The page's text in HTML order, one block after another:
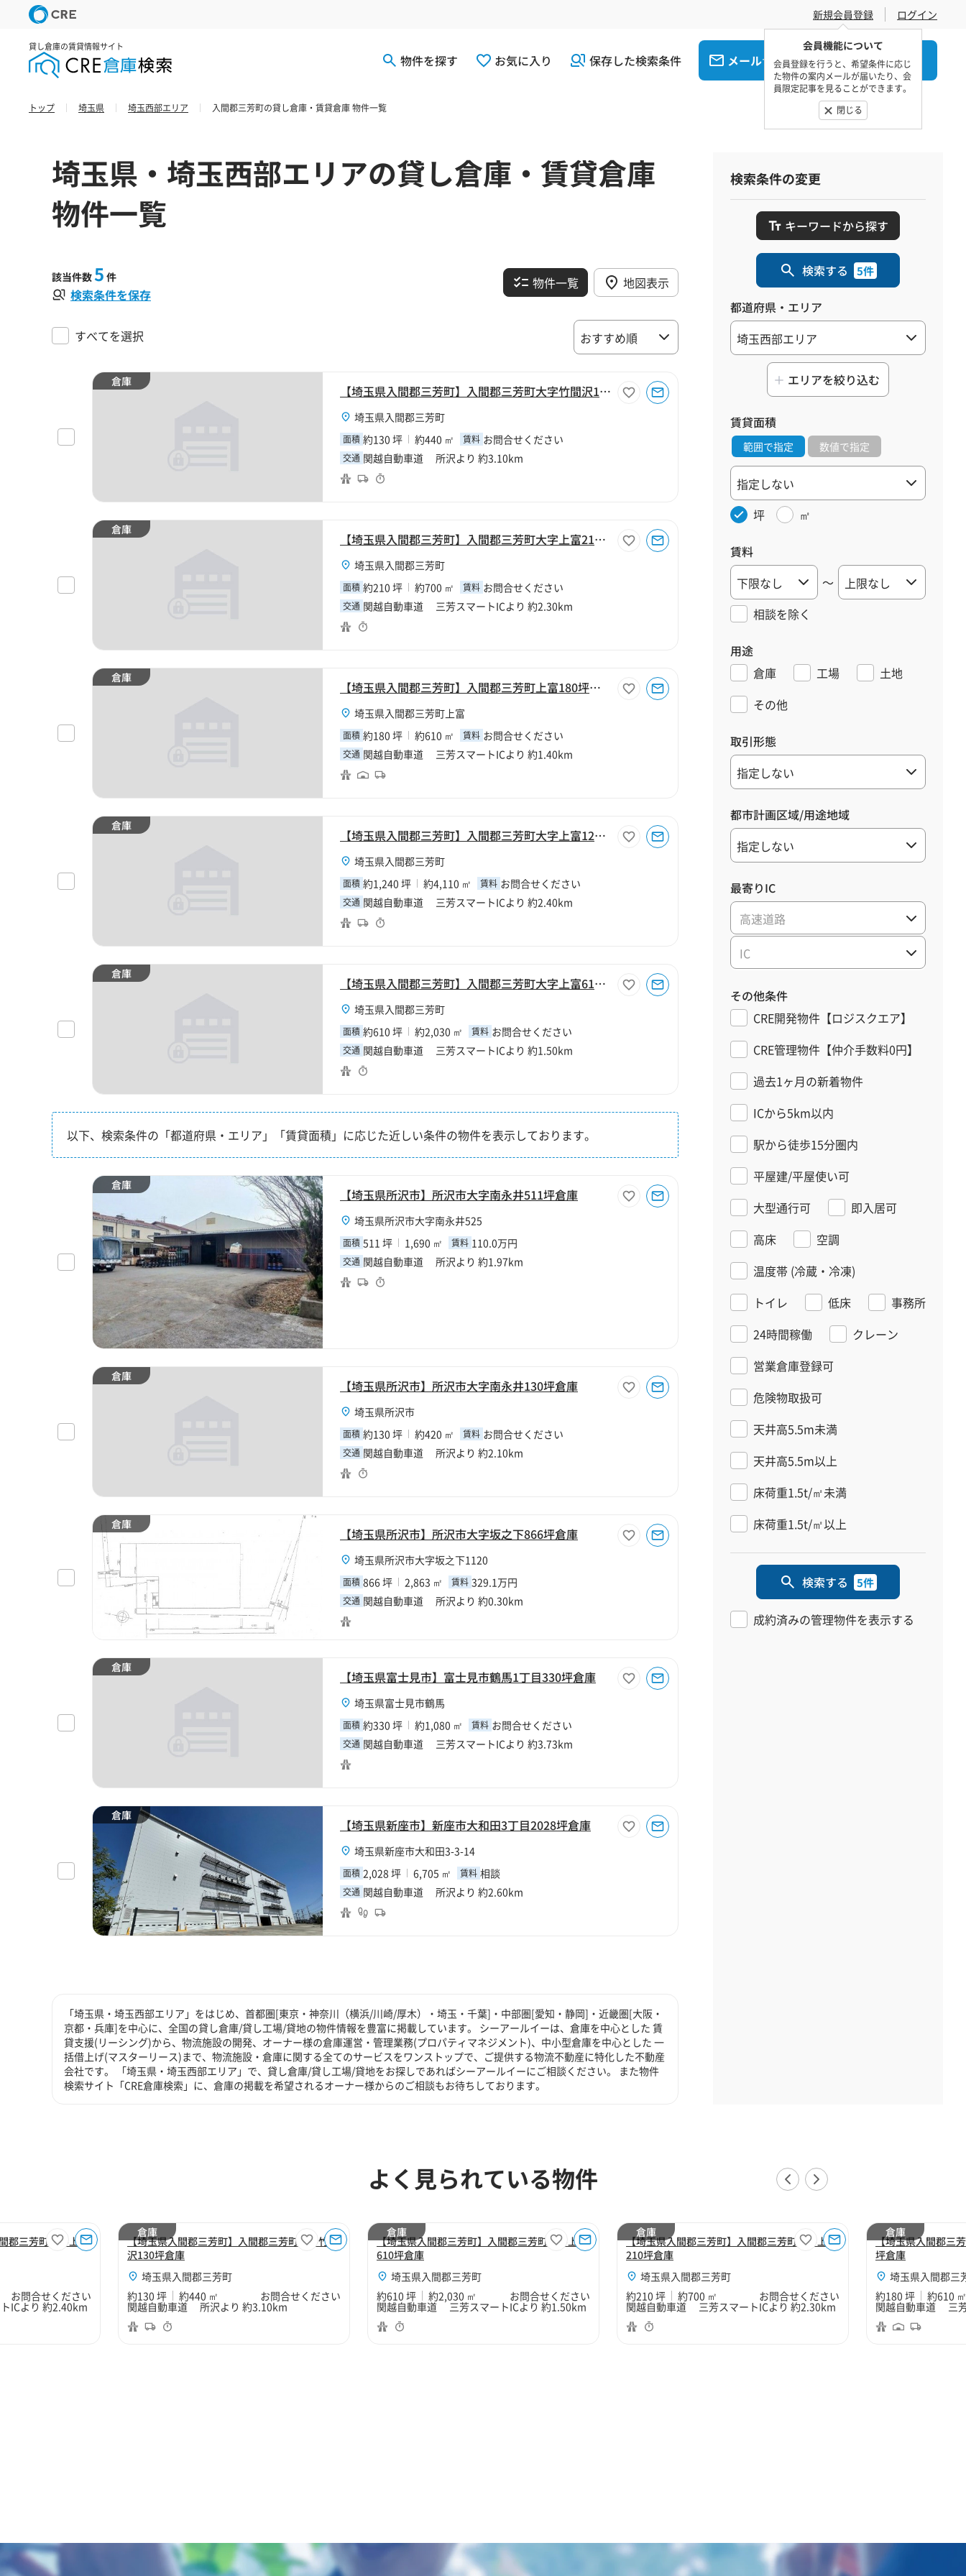
新規会員登録
会員機能について
会員登録を行うと、希望条件に応じ
た物件の案内メールが届いたり、会
員限定記事を見ることができます。
閉じる
ログイン
貸し倉庫の賃貸情報サイト
物件を探す お気に入り 保存した検索条件 メールでお問合せ 電話でお問合せ
トップ 埼玉県 埼玉西部エリア 入間郡三芳町の貸し倉庫・賃貸倉庫 物件一覧
埼玉県・埼玉西部エリアの貸し倉庫・賃貸倉庫
物件一覧
該当件数5 件
検索条件を保存
物件一覧 地図表示
すべてを選択
倉庫
【埼玉県入間郡三芳町】入間郡三芳町大字竹間沢130坪倉庫
埼玉県入間郡三芳町
面積 約130 坪 約440 ㎡ 賃料 お問合せください
交通 関越自動車道 所沢より 約3.10km
倉庫
【埼玉県入間郡三芳町】入間郡三芳町大字上富210坪倉庫
埼玉県入間郡三芳町
面積 約210 坪 約700 ㎡ 賃料 お問合せください
交通 関越自動車道 三芳スマートICより 約2.30km
倉庫
【埼玉県入間郡三芳町】入間郡三芳町上富180坪倉庫
埼玉県入間郡三芳町上富
面積 約180 坪 約610 ㎡ 賃料 お問合せください
交通 関越自動車道 三芳スマートICより 約1.40km
倉庫
【埼玉県入間郡三芳町】入間郡三芳町大字上富1240坪倉庫
埼玉県入間郡三芳町
面積 約1,240 坪 約4,110 ㎡ 賃料 お問合せください
交通 関越自動車道 三芳スマートICより 約2.40km
倉庫
【埼玉県入間郡三芳町】入間郡三芳町大字上富610坪倉庫
埼玉県入間郡三芳町
面積 約610 坪 約2,030 ㎡ 賃料 お問合せください
交通 関越自動車道 三芳スマートICより 約1.50km
以下、検索条件の「都道府県・エリア」「賃貸面積」に応じた近しい条件の物件を表示しております。
倉庫
【埼玉県所沢市】所沢市大字南永井511坪倉庫
埼玉県所沢市大字南永井525
面積 511 坪 1,690 ㎡ 賃料 110.0万円
交通 関越自動車道 所沢より 約1.97km
倉庫
【埼玉県所沢市】所沢市大字南永井130坪倉庫
埼玉県所沢市
面積 約130 坪 約420 ㎡ 賃料 お問合せください
交通 関越自動車道 所沢より 約2.10km
倉庫
【埼玉県所沢市】所沢市大字坂之下866坪倉庫
埼玉県所沢市大字坂之下1120
面積 866 坪 2,863 ㎡ 賃料 329.1万円
交通 関越自動車道 所沢より 約0.30km
倉庫
【埼玉県富士見市】富士見市鶴馬1丁目330坪倉庫
埼玉県富士見市鶴馬
面積 約330 坪 約1,080 ㎡ 賃料 お問合せください
交通 関越自動車道 三芳スマートICより 約3.73km
倉庫
【埼玉県新座市】新座市大和田3丁目2028坪倉庫
埼玉県新座市大和田3-3-14
面積 2,028 坪 6,705 ㎡ 賃料 相談
交通 関越自動車道 所沢より 約2.60km
「埼玉県・埼玉西部エリア」をはじめ、首都圏[東京・神奈川（横浜/川崎/厚木）・埼玉・千葉]・中部圏[愛知・静岡]・近畿圏[大阪・
京都・兵庫]を中心に、全国の貸し倉庫/貸し工場/貸地の物件情報を豊富に掲載しています。 シーアールイーは、倉庫を中心とした 賃
貸支援(リーシング)から、物流施設の開発、オーナー様の倉庫運営・管理業務(プロパティマネジメント)、中小型倉庫を中心とした 一
括借上げ(マスターリース)まで、物流施設・倉庫に関する全てのサービスをワンストップで、ご提供する物流不動産に特化した不動産
会社です。 「埼玉県・埼玉西部エリア」で、貸し倉庫/貸し工場/貸地をお探しであればシーアールイーにご相談ください。 また物件
検索サイト「CRE倉庫検索」に、倉庫の掲載を希望されるオーナー様からのご相談もお待ちしております。
検索条件の変更
キーワードから探す
検索する 5件
都道府県・エリア
エリアを絞り込む
賃貸面積
範囲で指定 数値で指定
坪 ㎡
賃料
～
相談を除く
用途
倉庫
工場
土地
その他
取引形態
都市計画区域/用途地域
最寄りIC
高速道路
IC
その他条件
CRE開発物件【ロジスクエア】
CRE管理物件【仲介手数料0円】
過去1ヶ月の新着物件
ICから5km以内
駅から徒歩15分圏内
平屋建/平屋使い可
大型通行可
即入居可
高床
空調
温度帯 (冷蔵・冷凍)
トイレ
低床
事務所
24時間稼働
クレーン
営業倉庫登録可
危険物取扱可
天井高5.5m未満
天井高5.5m以上
床荷重1.5t/㎡未満
床荷重1.5t/㎡以上
検索する 5件
成約済みの管理物件を表示する
よく見られている物件
郡三芳町大字上富
お問合せください
ICより 約2.40km
【埼玉県入間郡三芳町】入間郡三芳町大字竹間
沢130坪倉庫
埼玉県入間郡三芳町
約130 坪
約440 ㎡ お問合せください
関越自動車道 所沢より 約3.10km
倉庫
【埼玉県入間郡三芳町】入間郡三芳町大字上富
610坪倉庫
埼玉県入間郡三芳町
約610 坪
約2,030 ㎡ お問合せください
関越自動車道 三芳スマートICより 約1.50km
倉庫
【埼玉県入間郡三芳町】入間郡三芳町大字上富
210坪倉庫
埼玉県入間郡三芳町
約210 坪
約700 ㎡ お問合せください
関越自動車道 三芳スマートICより 約2.30km
倉庫
【埼玉県入間郡三
坪倉庫
埼玉県入間郡三
約180 坪
約610 ㎡
関越自動車道 三
倉庫